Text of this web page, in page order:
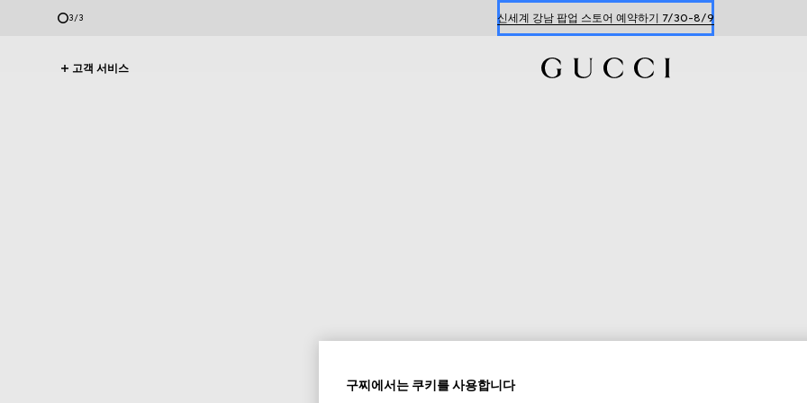
1/3
한정 기간 만나보는 장기 무이자 할부 서비스
고객 서비스
구찌에서는 쿠키를 사용합니다